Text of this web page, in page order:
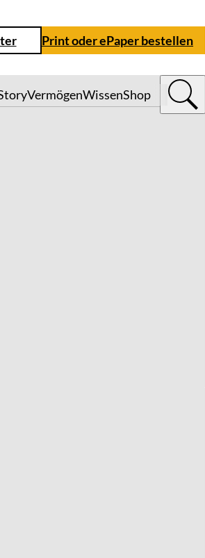
Print oder ePaper bestellen
VermögenWissenShop